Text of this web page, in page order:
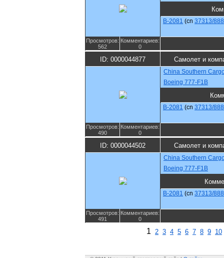
B-2081 (cn 37313/888
Просмотров:
562
Комментариев:
0
ID: 0000044877 Самолет и
China Southern
Boeing 777-F1B
B-2081 (cn 37313/888
Просмотров:
490
Комментариев:
0
ID: 0000044502 Самолет и
China Southern
Boeing 777-F1B
B-2081 (cn 37313/888
Просмотров:
491
Комментариев:
0
1 2 3 4 5 6 7 8 9 10